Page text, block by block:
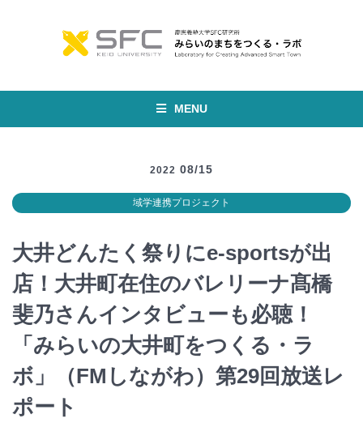
MENU
2022 08/15
域学連携プロジェクト
大井どんたく祭りにe-sportsが出
店！大井町在住のバレリーナ髙橋
斐乃さんインタビューも必聴！
「みらいの大井町をつくる・ラ
ボ」（FMしながわ）第29回放送レ
ポート